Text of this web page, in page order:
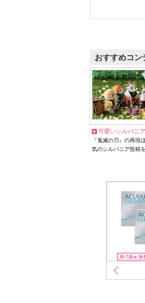
おすすめコン
可愛いシルバニ
『鬼滅の刃』の再現
気のシルバニア投稿